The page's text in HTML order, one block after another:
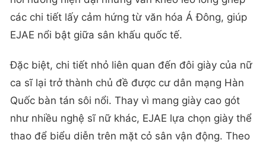
các chi tiết lấy cảm hứng từ văn hóa Á Đông, giúp
EJAE nổi bật giữa sân khấu quốc tế.
Đặc biệt, chi tiết nhỏ liên quan đến đôi giày của nữ
ca sĩ lại trở thành chủ đề được cư dân mạng Hàn
Quốc bàn tán sôi nổi. Thay vì mang giày cao gót
như nhiều nghệ sĩ nữ khác, EJAE lựa chọn giày thể
thao để biểu diễn trên mặt cỏ sân vận động. Theo